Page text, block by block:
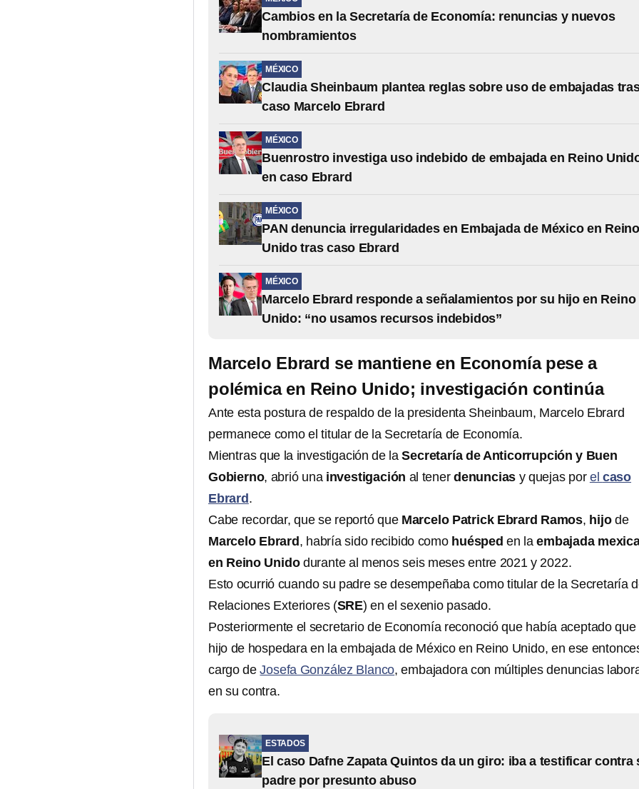
Cambios en la Secretaría de Economía: renuncias y nuevos
nombramientos
MÉXICO
Claudia Sheinbaum plantea reglas sobre uso de embajadas
caso Marcelo Ebrard
MÉXICO
Buenrostro investiga uso indebido de embajada en Reino
en caso Ebrard
MÉXICO
PAN denuncia irregularidades en Embajada de México en Reino
Unido tras caso Ebrard
MÉXICO
Marcelo Ebrard responde a señalamientos por su hijo en Reino
Unido: “no usamos recursos indebidos”
Marcelo Ebrard se mantiene en Economía pese a
polémica en Reino Unido; investigación continúa
Ante esta postura de respaldo de la presidenta Sheinbaum, Marcelo Ebrard
permanece como el titular de la Secretaría de Economía.
Mientras que la investigación de laSecretaría de Anticorrupción y Buen
Gobierno, abrió una investigación al tenerdenuncias y quejas por el caso
Ebrard .
Cabe recordar, que se reportó que Marcelo Patrick Ebrard Ramos, hijode
Marcelo Ebrard , habría sido recibido como huésped en laembajada
en Reino Unidodurante al menos seis meses entre 2021 y 2022.
Esto ocurrió cuando su padre se desempeñaba como titular de la Secretaría
Relaciones Exteriores (SRE) en el sexenio pasado.
Posteriormente el secretario de Economía reconoció que había aceptado que
hijo de hospedara en la embajada de México en Reino Unido, en ese
cargo deJosefa González Blanco, embajadora con múltiples denuncias
en su contra.
ESTADOS
El caso Dafne Zapata Quintos da un giro: iba a testificar contra
padre por presunto abuso